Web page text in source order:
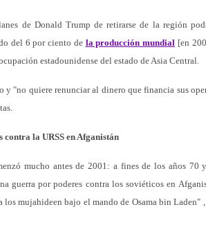
de Donald Trump de retirarse de la región
del 6 por ciento de la producción mundial [en
estadounidense del estado de Asia Central.
"no quiere renunciar al dinero que financia sus
la URSS en Afganistán
mucho antes de 2001: a fines de los años 70
guerra por poderes contra los soviéticos en
mujahideen bajo el mando de Osama bin Laden"